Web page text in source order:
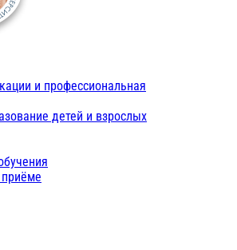
и профессиональная
детей и взрослых